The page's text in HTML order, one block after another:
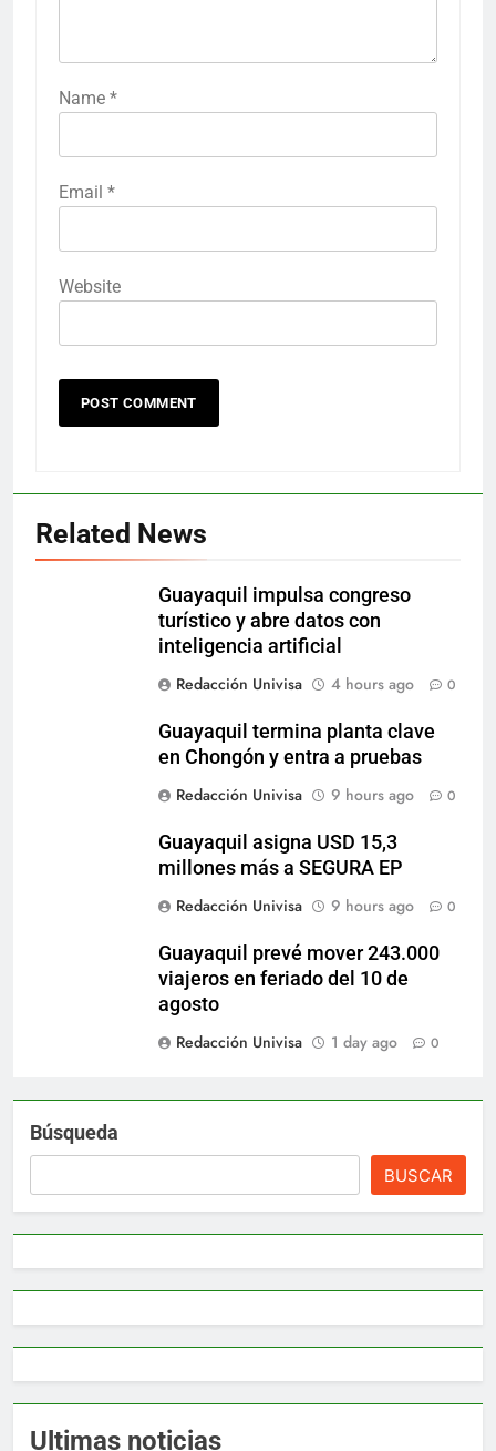
Name *
Email *
Website
Related News
Guayaquil impulsa congreso
turístico y abre datos con
inteligencia artificial
Redacción Univisa
4 hours ago 0
Guayaquil termina planta clave
en Chongón y entra a pruebas
Redacción Univisa
9 hours ago 0
Guayaquil asigna USD 15,3
millones más a SEGURA EP
Redacción Univisa
9 hours ago 0
Guayaquil prevé mover 243.000
viajeros en feriado del 10 de
agosto
Redacción Univisa
1 day ago 0
Búsqueda
BUSCAR
Ultimas noticias